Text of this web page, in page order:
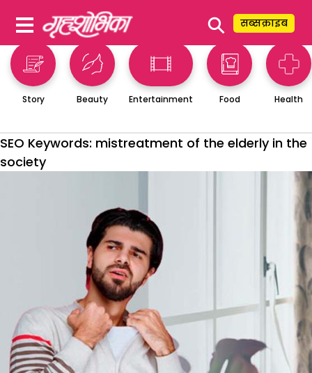
⚲ सब्सक्राइब
Story Beauty Entertainment Food Health
SEO Keywords: mistreatment of the elderly in the
society